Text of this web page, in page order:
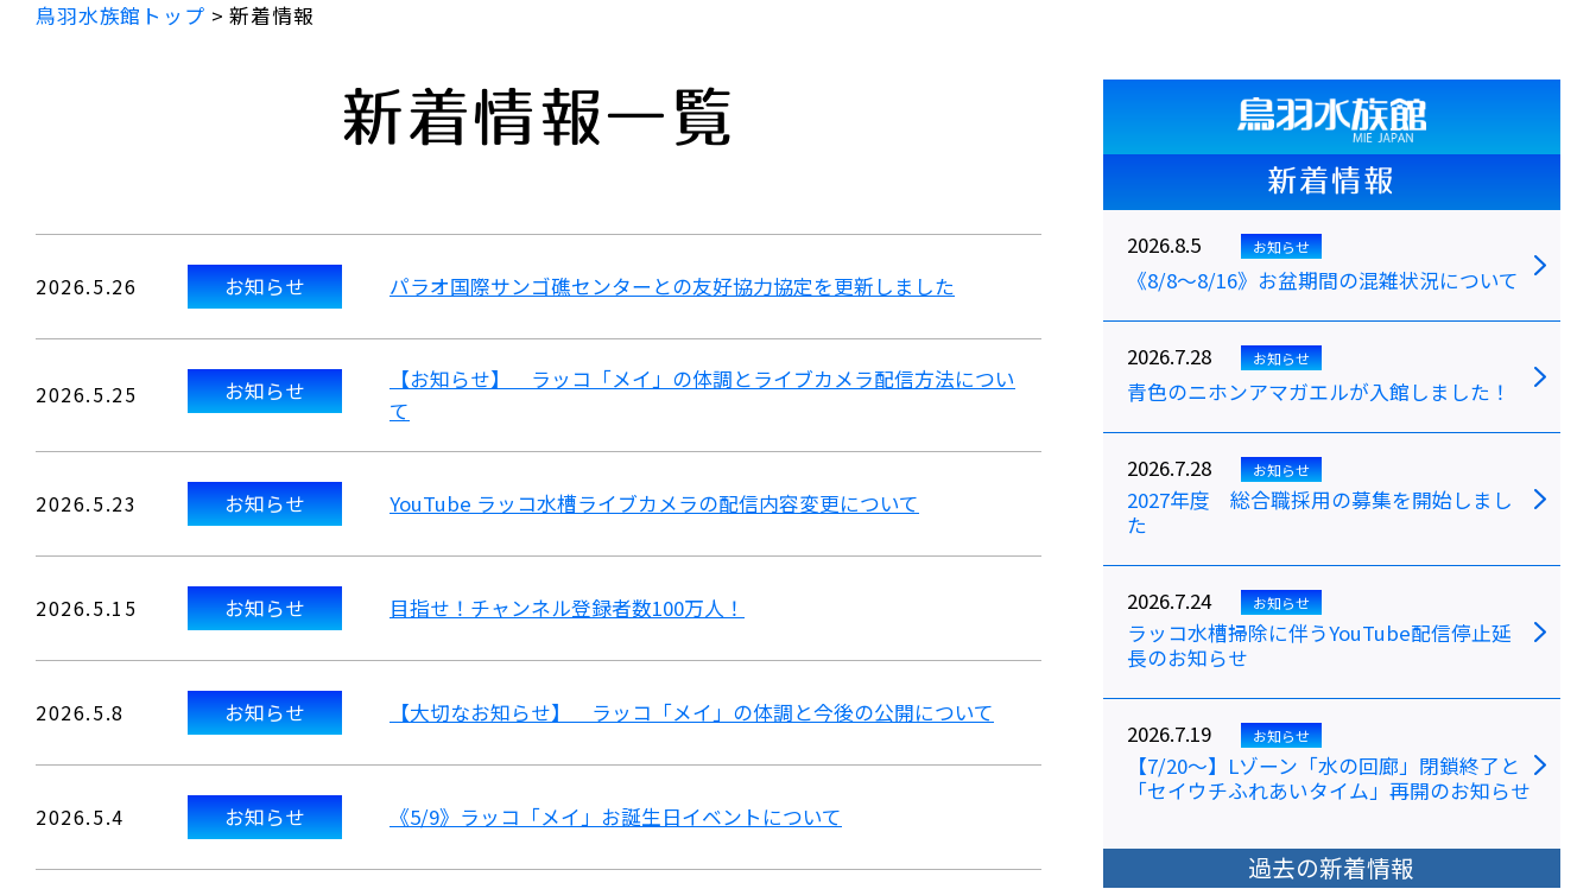
鳥羽水族館トップ >新着情報
新着情報一覧
2026.5.26 お知らせ パラオ国際サンゴ礁センターとの友好協力協定を更新しました
2026.5.25 お知らせ
【お知らせ】 ラッコ「メイ」の体調とライブカメラ配信方法につい
て
2026.5.23 お知らせ YouTube ラッコ水槽ライブカメラの配信内容変更について
2026.5.15 お知らせ 目指せ！チャンネル登録者数100万人！
2026.5.8 お知らせ 【大切なお知らせ】 ラッコ「メイ」の体調と今後の公開について
2026.5.4 お知らせ 《5/9》ラッコ「メイ」お誕生日イベントについて
新着情報
2026.8.5 お知らせ
《8/8～8/16》お盆期間の混雑状況について
2026.7.28 お知らせ
青色のニホンアマガエルが入館しました！
2026.7.28 お知らせ
2027年度 総合職採用の募集を開始しまし
た
2026.7.24 お知らせ
ラッコ水槽掃除に伴うYouTube配信停止延
長のお知らせ
2026.7.19 お知らせ
【7/20～】Lゾーン「水の回廊」閉鎖終了と
「セイウチふれあいタイム」再開のお知らせ
過去の新着情報